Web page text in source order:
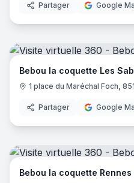
Partager Google
Bebou la coquette Les
1 place du Maréchal Foch,
Partager Google
Bebou la coquette Rennes